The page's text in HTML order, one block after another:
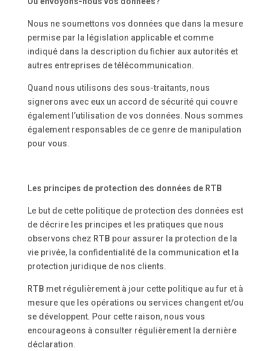
Nous ne soumettons vos données que dans la mesure
permise par la législation applicable et comme
indiqué dans la description du fichier aux autorités et
autres entreprises de télécommunication.
Quand nous utilisons des sous-traitants, nous
signerons avec eux un accord de sécurité qui couvre
également l’utilisation de vos données. Nous sommes
également responsables de ce genre de manipulation
pour vous.
Les principes de protection des données de RTB
Le but de cette politique de protection des données est
de décrire les principes et les pratiques que nous
observons chez RTB pour assurer la protection de la
vie privée, la confidentialité de la communication et la
protection juridique de nos clients.
RTB met régulièrement à jour cette politique au fur et à
mesure que les opérations ou services changent et/ou
se développent. Pour cette raison, nous vous
encourageons à consulter régulièrement la dernière
déclaration.